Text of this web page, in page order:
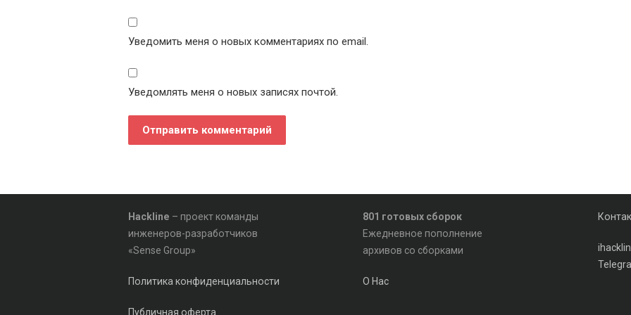
Уведомить меня о новых комментариях по email.
Уведомлять меня о новых записях почтой.
Hackline – проект команды
инженеров-разработчиков
«Sense Group»
Политика конфиденциальности
Публичная оферта
801 готовых сборок
Ежедневное пополнение
архивов со сборками
О Нас